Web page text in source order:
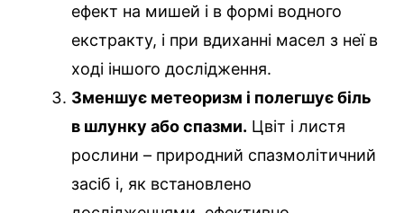
ефект на мишей і в формі водного
екстракту, і при вдиханні масел з неї в
ході іншого дослідження.
Зменшує метеоризм і полегшує біль
в шлунку або спазми. Цвіт і листя
рослини – природний спазмолітичний
засіб і, як встановлено